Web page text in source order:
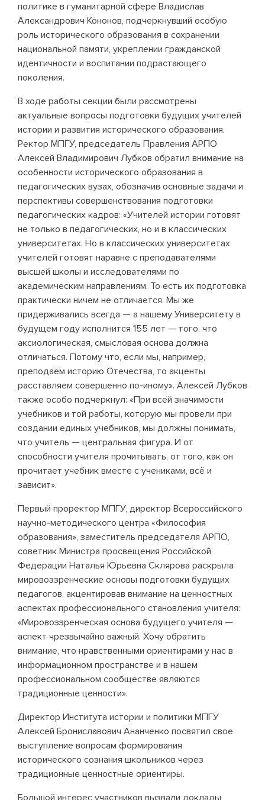
политике в гуманитарной сфере Владислав
Александрович Кононов, подчеркнувший особую
роль исторического образования в сохранении
национальной памяти, укреплении гражданской
идентичности и воспитании подрастающего
поколения.
В ходе работы секции были рассмотрены
актуальные вопросы подготовки будущих учителей
истории и развития исторического образования.
Ректор МПГУ, председатель Правления АРПО
Алексей Владимирович Лубков обратил внимание на
особенности исторического образования в
педагогических вузах, обозначив основные задачи и
перспективы совершенствования подготовки
педагогических кадров: «Учителей истории готовят
не только в педагогических, но и в классических
университетах. Но в классических университетах
учителей готовят наравне с преподавателями
высшей школы и исследователями по
академическим направлениям. То есть их подготовка
практически ничем не отличается. Мы же
придерживались всегда — а нашему Университету в
будущем году исполнится 155 лет — того, что
аксиологическая, смысловая основа должна
отличаться. Потому что, если мы, например,
преподаём историю Отечества, то акценты
расставляем совершенно по-иному». Алексей Лубков
также особо подчеркнул: «При всей значимости
учебников и той работы, которую мы провели при
создании единых учебников, мы должны понимать,
что учитель — центральная фигура. И от
способности учителя прочитывать, от того, как он
прочитает учебник вместе с учениками, всё и
зависит».
Первый проректор МПГУ, директор Всероссийского
научно-методического центра «Философия
образования», заместитель председателя АРПО,
советник Министра просвещения Российской
Федерации Наталья Юрьевна Склярова раскрыла
мировоззренческие основы подготовки будущих
педагогов, акцентировав внимание на ценностных
аспектах профессионального становления учителя:
«Мировоззренческая основа будущего учителя —
аспект чрезвычайно важный. Хочу обратить
внимание, что нравственными ориентирами у нас в
информационном пространстве и в нашем
профессиональном сообществе являются
традиционные ценности».
Директор Института истории и политики МПГУ
Алексей Брониславович Ананченко посвятил свое
выступление вопросам формирования
исторического сознания школьников через
традиционные ценностные ориентиры.